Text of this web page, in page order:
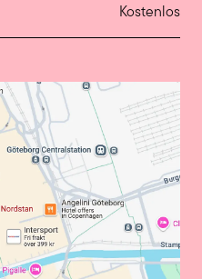
Kostenlos